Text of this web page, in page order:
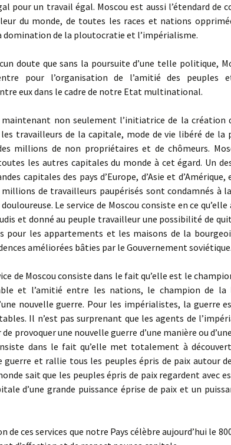
pour un travail égal. Moscou est aussi l’étendard de
du monde, de toutes les races et nations
domination de la ploutocratie et l’impérialisme.
doute que sans la poursuite d’une telle politique,
pour l’organisation de l’amitié des peuples
eux dans le cadre de notre Etat multinational.
non seulement l’initiatrice de la création
les travailleurs de la capitale, mode de vie libéré de la
millions de non propriétaires et de chômeurs.
les autres capitales du monde à cet égard. Un
capitales des pays d’Europe, d’Asie et d’Amérique,
millions de travailleurs paupérisés sont condamnés à
Le service de Moscou consiste en ce
et donné au peuple travailleur une possibilité de
pour les appartements et les maisons de la
améliorées bâties par le Gouvernement soviétique.
de Moscou consiste dans le fait qu’elle est le
et l’amitié entre les nations, le champion de
nouvelle guerre. Pour les impérialistes, la guerre
Il n’est pas surprenant que les agents de
de provoquer une nouvelle guerre d’une manière ou
dans le fait qu’elle met totalement à
guerre et rallie tous les peuples épris de paix autour
sait que les peuples épris de paix regardent avec
d’une grande puissance éprise de paix et un
de ces services que notre Pays célèbre aujourd’hui le